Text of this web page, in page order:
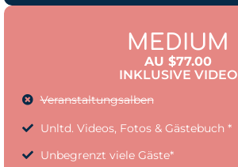
MEDIUM
AU $77.00
INKLUSIVE VIDEO
Veranstaltungsalben
Unltd. Videos, Fotos & Gästebuch *
Unbegrenzt viele Gäste*